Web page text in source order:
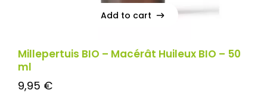
Add to cart
Millepertuis BIO – Macérât Huileux BIO – 50
ml
9,95 €